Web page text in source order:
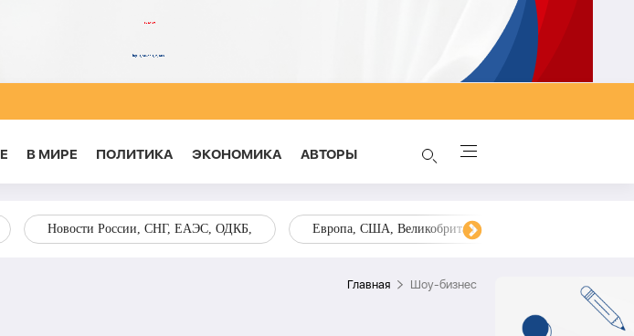
В МИРЕ ПОЛИТИКА ЭКОНОМИКА AВТОРЫ
Новости России, СНГ, ЕАЭС, ОДКБ, Европа, США, Великобритания, Украина, Запад,
Главная Шоу-бизнес